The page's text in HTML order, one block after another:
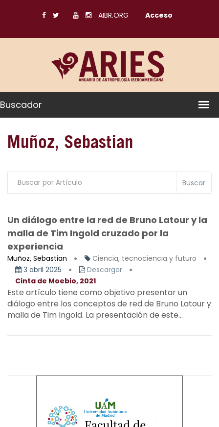
AIBR.ORG Acceso
Buscador
Muñoz, Sebastian
Buscar
Un diálogo entre la red de Bruno Latour y la
malla de Tim Ingold cruzado por la
experiencia
Muñoz, Sebastian
Ciencia, tecnociencia y futuro
3 abril 2025
Descargar
Cinta de Moebio, 2021
Este artículo tiene como objetivo presentar un
diálogo entre los conceptos de red de Bruno Latour y
malla de Tim Ingold. La presentación de este...